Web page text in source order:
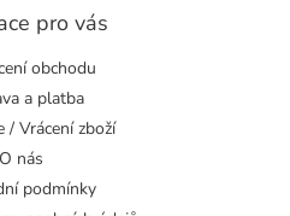
pro vás
obchodu
a platba
/ Vrácení zboží
O nás
podmínky